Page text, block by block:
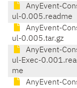
AnyEvent-
ul-0.005.readme
AnyEvent-
ul-0.005.tar.gz
AnyEvent-
ul-Exec-
me
AnyEvent-